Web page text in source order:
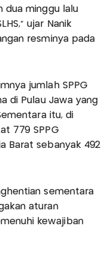
dua minggu lalu
ujar Nanik
resminya pada
jumlah SPPG
di Pulau Jawa yang
itu, di
779 SPPG
Barat sebanyak 492
sementara
aturan
kewajiban